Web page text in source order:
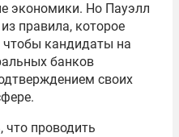
экономики. Но Пауэлл
правила, которое
чтобы кандидаты на
банков
своих
что проводить